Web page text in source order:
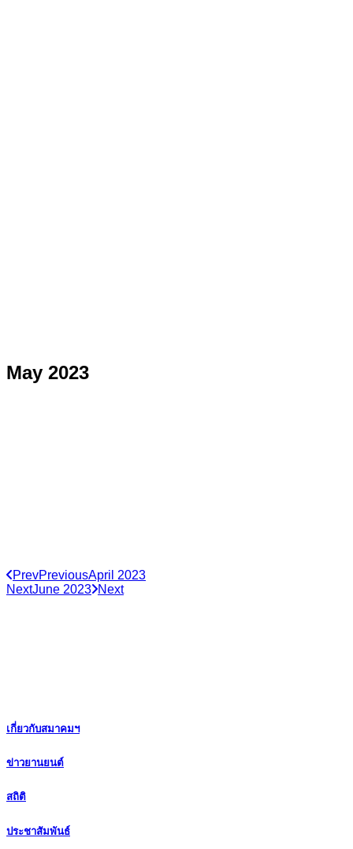
May 2023
PrevPreviousApril 2023
NextJune 2023 Next
เกี่ยวกับสมาคมฯ
ข่าวยานยนต์
สถิติ
ประชาสัมพันธ์